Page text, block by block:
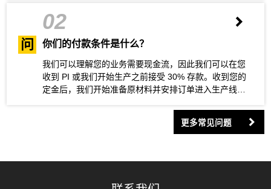
02
问 你们的付款条件是什么？
我们可以理解您的业务需要现金流，因此我们可以在您
收到 PI 或我们开始生产之前接受 30% 存款。收到您的
定金后，我们开始准备原材料并安排订单进入生产线。
更多常见问题